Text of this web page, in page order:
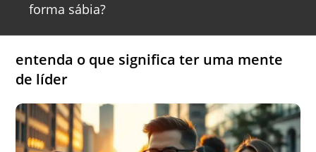
forma sábia?
entenda o que significa ter uma mente
de líder